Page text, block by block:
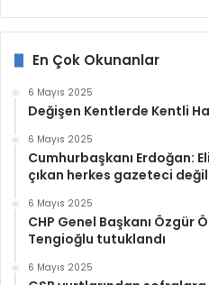
En Çok Okunanlar
6 Mayıs 2025
Değişen Kentlerde Kentli
6 Mayıs 2025
Cumhurbaşkanı Erdoğan:
çıkan herkes gazeteci
6 Mayıs 2025
CHP Genel Başkanı Özgür
Tengioğlu tutuklandı
6 Mayıs 2025